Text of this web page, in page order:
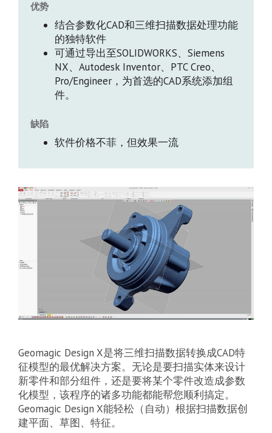
优势
结合参数化CAD和三维扫描数据处理功能
的独特软件
可通过导出至SOLIDWORKS、Siemens
NX、Autodesk Inventor、PTC Creo、
Pro/Engineer，为首选的CAD系统添加组
件。
缺陷
软件价格不菲，但效果一流
Geomagic Design X是将三维扫描数据转换成CAD特
征模型的最优解决方案。无论是要扫描实体来设计
新零件和部分组件，还是要将某个零件改造成参数
化模型，该程序的诸多功能都能帮您顺利搞定。
Geomagic Design X能轻松（自动）根据扫描数据创
建平面、草图、特征。